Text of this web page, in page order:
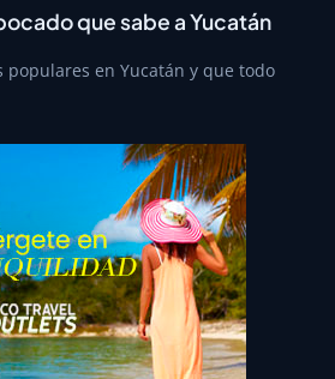
que sabe a Yucatán
populares en Yucatán y que todo